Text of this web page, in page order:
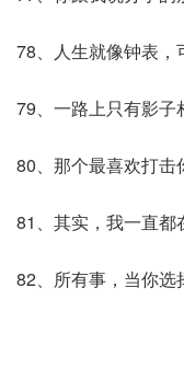
78、人生就像钟表，
79、一路上只有影子
80、那个最喜欢打击
81、其实，我一直都
82、所有事，当你选